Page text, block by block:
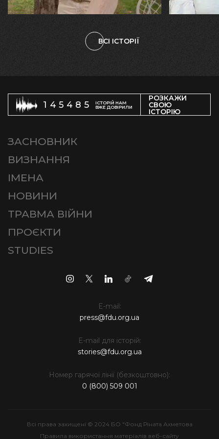
племінницю"
чоловіка
ВСІ ІСТОРІЇ
145485
ІСТОРІЙ НАМ
ВЖЕ ДОВІРИЛИ
РОЗКАЖИ
СВОЮ
ІСТОРІЮ
ЗАСНОВНИК
ВИЗНАННЯ
ІМЕНА
НОВИНИ
ТРАВМА ВІЙНИ
ПРОЄКТИ
STUDIES
E-mail:
press@fdu.org.ua
E-mail для історій:
stories@fdu.org.ua
Номер гарячої лінії (безкоштовно):
0 (800) 509 001
Всі права захищені © 2024 БО "Фонд Ріната Ахметова
Правила використання матеріалів веб-сайту